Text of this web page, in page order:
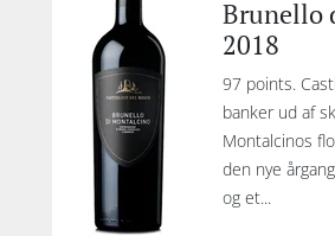
Brunello
2018
97 points.
banker ud af
Montalcinos
den nye
og et...